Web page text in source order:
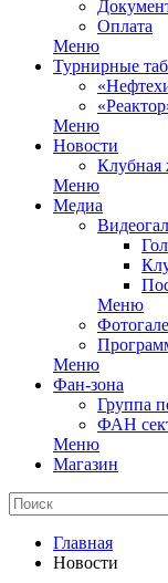
Оплата
Меню
Турнирные
Меню
Новости
Клубная
Меню
Медиа
Меню
Меню
Фан-зона
Группа
ФАН
Меню
Магазин
Главная
Новости